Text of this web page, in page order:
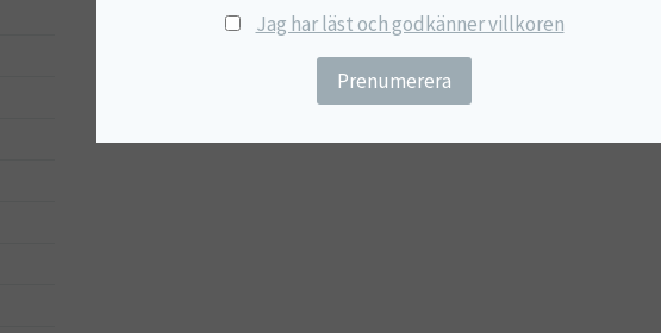
Jag har läst och godkänner villkoren